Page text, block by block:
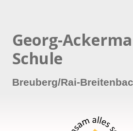
Georg-
Schule
Breuberg/Rai-